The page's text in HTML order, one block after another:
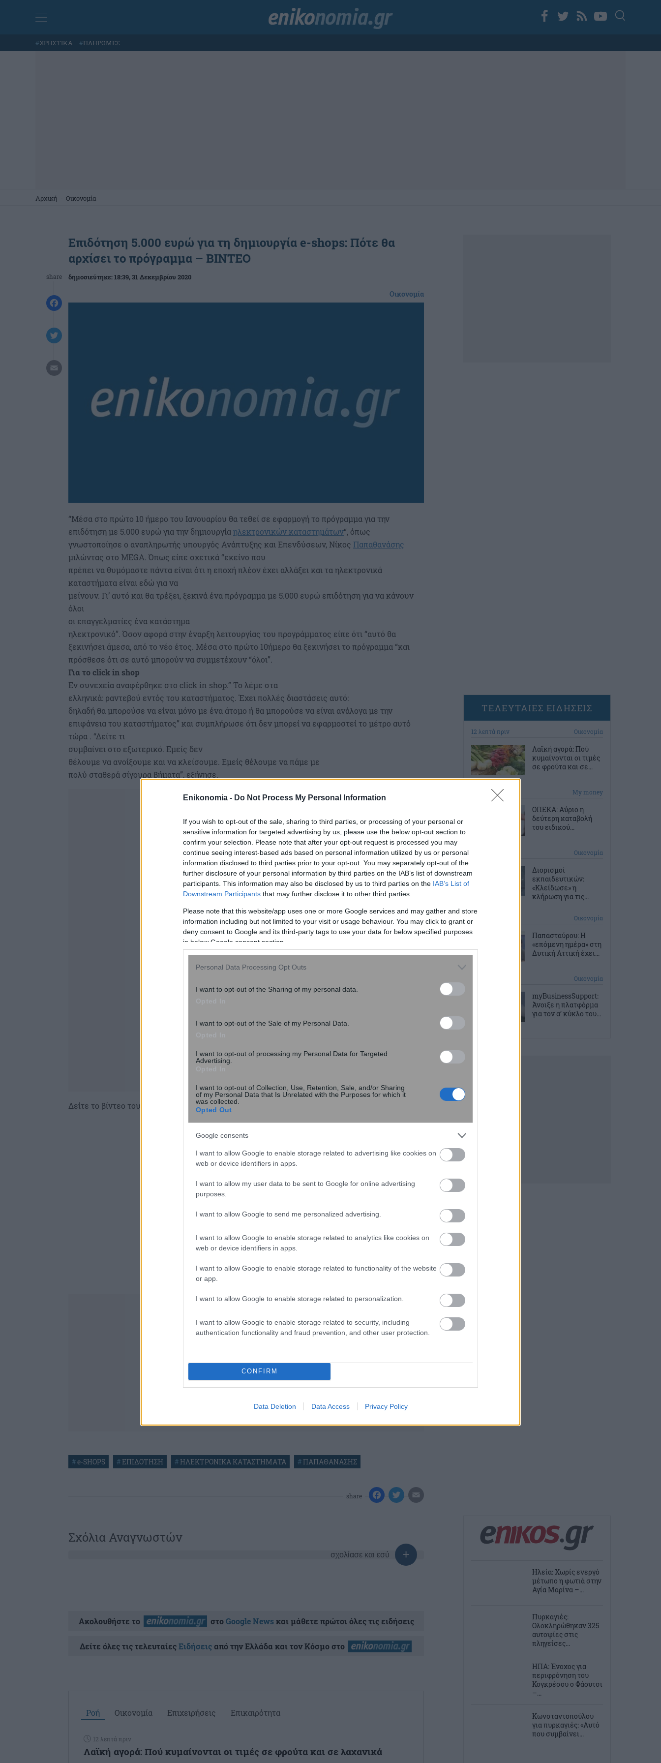
Enikonomia - Do Not Process My Personal Information
If you wish to opt-out of the sale, sharing to third parties, or processing of your personal or
sensitive information for targeted advertising by us, please use the below opt-out section to
confirm your selection. Please note that after your opt-out request is processed you may
continue seeing interest-based ads based on personal information utilized by us or personal
information disclosed to third parties prior to your opt-out. You may separately opt-out of the
further disclosure of your personal information by third parties on the IAB’s list of downstream
participants. This information may also be disclosed by us to third parties on the IAB’s List of
Downstream Participants that may further disclose it to other third parties.
Please note that this website/app uses one or more Google services and may gather and store
information including but not limited to your visit or usage behaviour. You may click to grant or
deny consent to Google and its third-party tags to use your data for below specified purposes
in below Google consent section.
Personal Data Processing Opt Outs
I want to opt-out of the Sharing of my personal data.
I want to opt-out of the Sale of my Personal Data.
I want to opt-out of processing my Personal Data for Targeted
Advertising.
I want to opt-out of Collection, Use, Retention, Sale, and/or Sharing
of my Personal Data that Is Unrelated with the Purposes for which it
was collected.
Opted Out
Google consents
I want to allow Google to enable storage related to advertising like cookies on
web or device identifiers in apps.
I want to allow my user data to be sent to Google for online advertising
purposes.
I want to allow Google to send me personalized advertising.
I want to allow Google to enable storage related to analytics like cookies on
web or device identifiers in apps.
I want to allow Google to enable storage related to functionality of the website
or app.
I want to allow Google to enable storage related to personalization.
I want to allow Google to enable storage related to security, including
authentication functionality and fraud prevention, and other user protection.
CONFIRM
Data Deletion Data Access Privacy Policy
#ΧΡΗΣΤΙΚΑ #ΠΛΗΡΩΜΕΣ
Αρχική - Οικονομία
share
Επιδότηση 5.000 ευρώ για τη δημιουργία e-shops: Πότε θα
αρχίσει το πρόγραμμα – ΒΙΝΤΕΟ
δημοσιεύτηκε:18:39, 31 Δεκεμβρίου 2020
Οικονομία
“Μέσα στο πρώτο 10 ήμερο του Ιανουαρίου θα τεθεί σε εφαρμογή το πρόγραμμα για την
επιδότηση με 5.000 ευρώ για την δημιουργία ηλεκτρονικών καταστημάτων“, όπως
γνωστοποίησε ο αναπληρωτής υπουργός Ανάπτυξης και Επενδύσεων, Νίκος Παπαθανάσης
μιλώντας στο MEGA. Όπως είπε σχετικά “εκείνο που
πρέπει να θυμόμαστε πάντα είναι ότι η εποχή πλέον έχει αλλάξει και τα ηλεκτρονικά
καταστήματα είναι εδώ για να
μείνουν. Γι’ αυτό και θα τρέξει, ξεκινά ένα πρόγραμμα με 5.000 ευρώ επιδότηση για να κάνουν
όλοι
οι επαγγελματίες ένα κατάστημα
ηλεκτρονικό”. Όσον αφορά στην έναρξη λειτουργίας του προγράμματος είπε ότι “αυτό θα
ξεκινήσει άμεσα, από το νέο έτος. Μέσα στο πρώτο 10ήμερο θα ξεκινήσει το πρόγραμμα “και
πρόσθεσε ότι σε αυτό μπορούν να συμμετέχουν “όλοι”.
Για το click in shop
Εν συνεχεία αναφέρθηκε στο click in shop.” Το λέμε στα
ελληνικά: ραντεβού εντός του καταστήματος. Έχει πολλές διαστάσεις αυτό:
δηλαδή θα μπορούσε να είναι μόνο με ένα άτομο ή θα μπορούσε να είναι ανάλογα με την
επιφάνεια του καταστήματος” και συμπλήρωσε ότι δεν μπορεί να εφαρμοστεί το μέτρο αυτό
τώρα . “Δείτε τι
συμβαίνει στο εξωτερικό. Εμείς δεν
θέλουμε να ανοίξουμε και να κλείσουμε. Εμείς θέλουμε να πάμε με
πολύ σταθερά σίγουρα βήματα”, εξήγησε.
Δείτε το βίντεο του MEGA:
#e-SHOPS #ΕΠΙΔΟΤΗΣΗ #ΗΛΕΚΤΡΟΝΙΚΑ ΚΑΤΑΣΤΗΜΑΤΑ #ΠΑΠΑΘΑΝΑΣΗΣ
share
Σχόλια Αναγνωστών
σχολίασε και εσύ
Ακολουθήστε το στοGoogle Newsκαι μάθετε πρώτοι όλες τις ειδήσεις
Δείτε όλες τις τελευταίεςΕιδήσειςαπό την Ελλάδα και τον Κόσμο στο
Ροή Οικονομία Επιχειρήσεις Επικαιρότητα
12 λεπτά πριν
Λαϊκή αγορά: Πού κυμαίνονται οι τιμές σε φρούτα και σε λαχανικά
ΤΕΛΕΥΤΑΙΕΣ ΕΙΔΗΣΕΙΣ
12 λεπτά πριν Οικονομία
Λαϊκή αγορά: Πού
κυμαίνονται οι τιμές
σε φρούτα και σε...
43 λεπτά πριν My money
ΟΠΕΚΑ: Αύριο η
δεύτερη καταβολή
του ειδικού...
Οικονομία
Διορισμοί
εκπαιδευτικών:
«Κλείδωσε» η
κλήρωση για τις...
Οικονομία
Παπασταύρου: Η
«επόμενη ημέρα» στη
Δυτική Αττική έχει...
Οικονομία
myBusinessSupport:
Άνοιξε η πλατφόρμα
για τον α’ κύκλο του...
Ηλεία: Χωρίς ενεργό
μέτωπο η φωτιά στην
Αγία Μαρίνα –...
Πυρκαγιές:
Ολοκληρώθηκαν 325
αυτοψίες στις
πληγείσες...
ΗΠΑ: Ένοχος για
περιφρόνηση του
Κογκρέσου ο Φάουτσι
–...
Κωνσταντοπούλου
για πυρκαγιές: «Αυτό
που συμβαίνει...